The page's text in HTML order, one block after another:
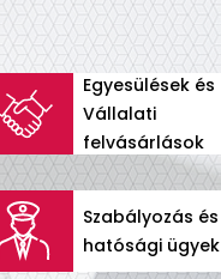
Egyesülések és
Vállalati
felvásárlások
Szabályozás és
hatósági ügyek